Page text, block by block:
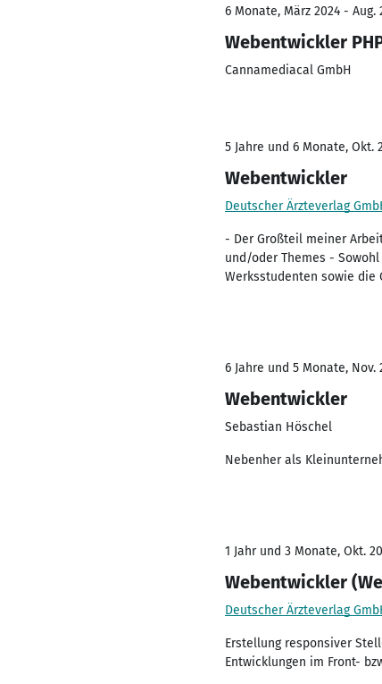
6 Monate, März 2024 - Aug.
Webentwickler
Cannamediacal GmbH
5 Jahre und 6 Monate, Okt.
Webentwickler
Deutscher Ärzteverlag
- Der Großteil meiner
und/oder Themes -
Werksstudenten sowie die
6 Jahre und 5 Monate, Nov.
Webentwickler
Sebastian Höschel
Nebenher als
1 Jahr und 3 Monate, Okt.
Webentwickler
Deutscher Ärzteverlag
Erstellung responsiver
Entwicklungen im Front-